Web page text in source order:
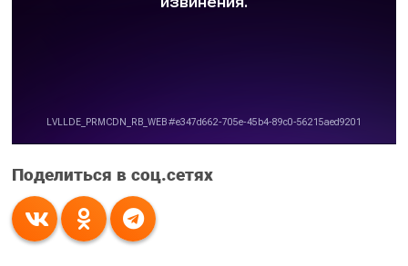
Поделиться в соц.сетях